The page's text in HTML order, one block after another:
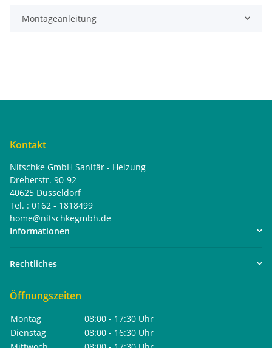
Montageanleitung
Kontakt
Nitschke GmbH Sanitär - Heizung
Dreherstr. 90-92
40625 Düsseldorf
Tel. : 0162 - 1818499
home@nitschkegmbh.de
Informationen
Rechtliches
Öffnungszeiten
Montag
08:00 - 17:30 Uhr
Dienstag
08:00 - 16:30 Uhr